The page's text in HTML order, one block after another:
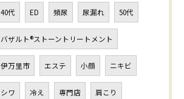
40代 ED 頻尿 尿漏れ 50代
バザルト®ストーントリートメント
伊万里市 エステ 小顔 ニキビ
シワ 冷え 専門店 肩こり